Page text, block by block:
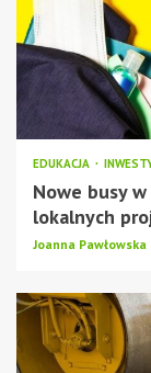
EDUKACJA
Nowe busy
lokalnych
Joanna Pawłowska